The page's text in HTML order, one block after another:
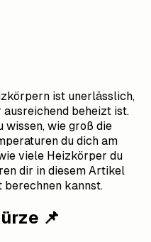
ist unerlässlich,
ausreichend beheizt ist.
wissen, wie groß die
du dich am
viele Heizkörper du
dir in diesem Artikel
berechnen kannst.
📌